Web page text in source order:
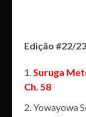
Edição #22/
Suruga
Ch. 58
Yowayowa